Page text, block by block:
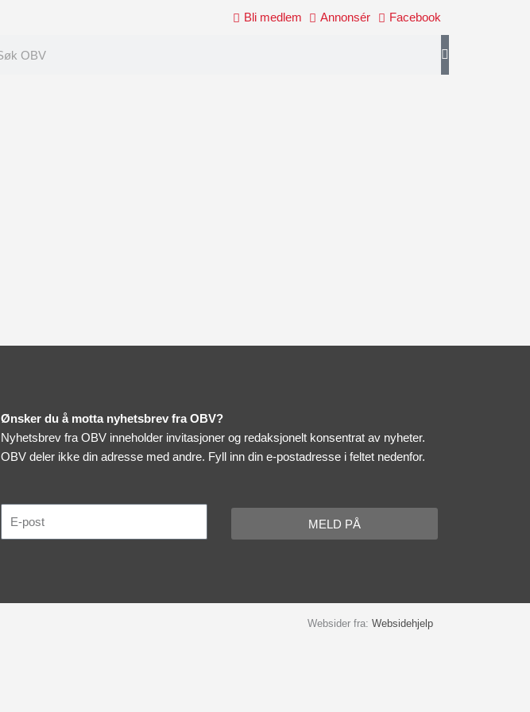
Bli medlem Annonsér Facebook
Ønsker du å motta nyhetsbrev fra OBV?
Nyhetsbrev fra OBV inneholder invitasjoner og redaksjonelt konsentrat av nyheter.
OBV deler ikke din adresse med andre. Fyll inn din e-postadresse i feltet nedenfor.
MELD PÅ
Websider fra: Websidehjelp